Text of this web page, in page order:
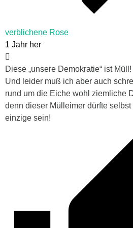
verblichene Rose
1 Jahr her
Diese „unsere Demokratie“ ist Müll!
Und leider muß ich aber auch
rund um die Eiche wohl ziemliche
denn dieser Mülleimer dürfte
einzige sein!